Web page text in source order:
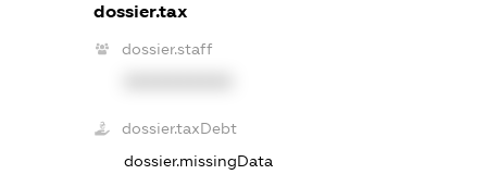
dossier.tax
dossier.staff
dossier.taxDebt
dossier.missingData